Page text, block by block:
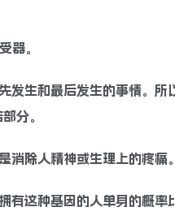
器。
生和最后发生的事情。所
分。
消除人精神或生理上的疼痛。
这种基因的人单身的概率